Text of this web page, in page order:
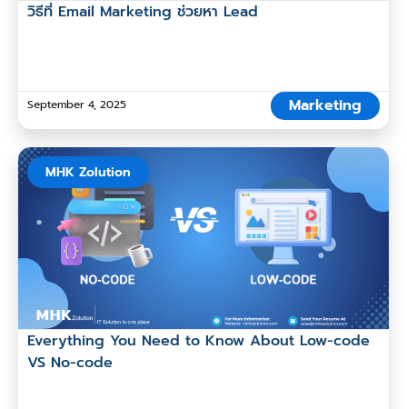
วิธีที่ Email Marketing ช่วยหา Lead
September 4, 2025 Marketing
MHK Zolution
Everything You Need to Know About Low-code
VS No-code